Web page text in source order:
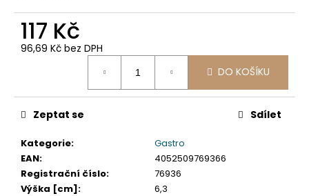
117 Kč
96,69 Kč bez DPH
DO KOŠÍKU
Kategorie:
Gastro
EAN:
4052509769366
Registrační číslo:
76936
Výška [cm]:
6,3
Zeptat se Sdílet
D
o
p
o
č
u
e
m
e